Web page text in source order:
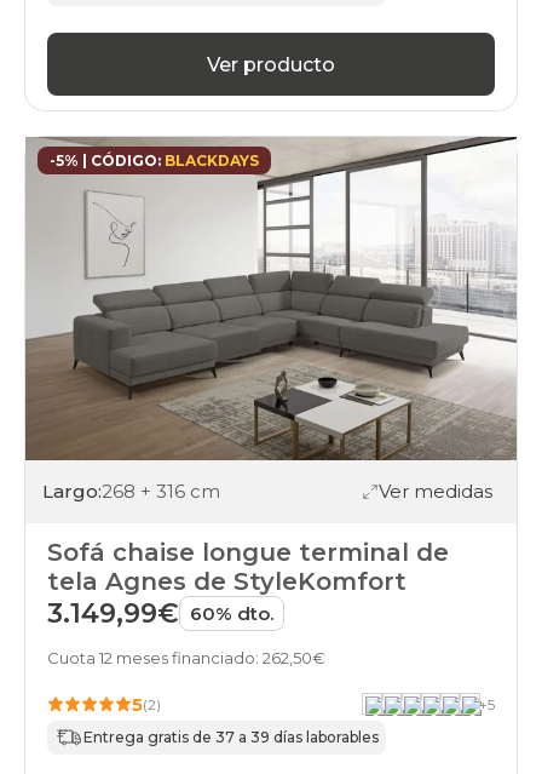
Ver producto
-5% | CÓDIGO: BLACKDAYS
Largo:268 + 316 cm Ver medidas
Sofá chaise longue terminal de
tela Agnes de StyleKomfort
3.149,99€ 60% dto.
Cuota 12 meses financiado: 262,50€
5(2) +5
Entrega gratis de 37 a 39 días laborables